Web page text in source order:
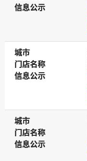
信息公示
信息公示
城市
城市
门店名称
门店名称
信息公示
信息公示
城市
城市
门店名称
门店名称
信息公示
信息公示